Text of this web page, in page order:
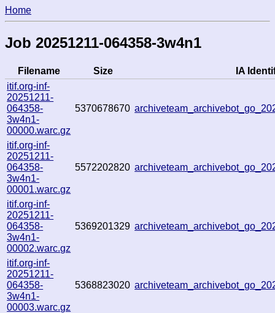
Home
Job 20251211-064358-3w4n1
Filename Size
IA
itif.org-inf-
20251211-
064358-
3w4n1-
00000.warc.gz
5370678670
itif.org-inf-
20251211-
064358-
3w4n1-
00001.warc.gz
5572202820
itif.org-inf-
20251211-
064358-
3w4n1-
00002.warc.gz
5369201329
itif.org-inf-
20251211-
064358-
3w4n1-
00003.warc.gz
5368823020